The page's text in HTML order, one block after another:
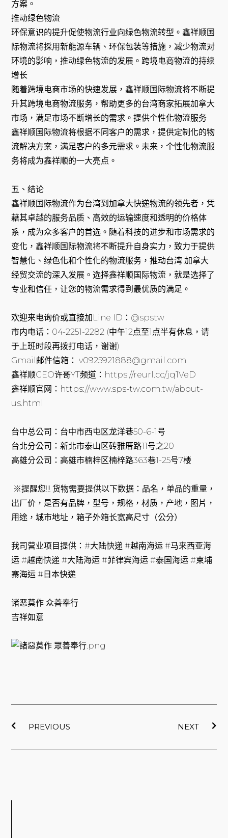
方案。
推动绿色物流
环保意识的提升促使物流行业向绿色物流转型。鑫祥顺国
际物流将採用新能源车辆、环保包装等措施，减少物流对
环境的影响，推动绿色物流的发展。跨境电商物流的持续
增长
随着跨境电商市场的快速发展，鑫祥顺国际物流将不断提
升其跨境电商物流服务，帮助更多的台湾商家拓展加拿大
市场，满足市场不断增长的需求。提供个性化物流服务
鑫祥顺国际物流将根据不同客户的需求，提供定制化的物
流解决方案，满足客户的多元需求。未来，个性化物流服
务将成为鑫祥顺的一大亮点。
五、结论
鑫祥顺国际物流作为台湾到加拿大快递物流的领先者，凭
藉其卓越的服务品质、高效的运输速度和透明的价格体
系，成为众多客户的首选。随着科技的进步和市场需求的
变化，鑫祥顺国际物流将不断提升自身实力，致力于提供
智慧化、绿色化和个性化的物流服务，推动台湾 加拿大
经贸交流的深入发展。选择鑫祥顺国际物流，就是选择了
专业和信任，让您的物流需求得到最优质的满足。
欢迎来电询价或直接加Line ID：@spstw
市内电话：04-2251-2282 (中午12点至1点半有休息，请
于上班时段再拨打电话，谢谢)
Gmail邮件信箱： v0925921888@gmail.com
鑫祥顺CEO许哥YT频道：https://reurl.cc/jq1VeD
鑫祥顺官网：https://www.sps-tw.com.tw/about-
us.html
台中总公司：台中市西屯区龙洋巷50-6-1号
台北分公司：新北市泰山区砖雅厝路11号之20
高雄分公司：高雄市楠梓区楠梓路363巷1-25号7楼
※提醒您!!! 货物需要提供以下数据：品名，单品的重量，
出厂价，是否有品牌，型号，规格，材质，产地，图片，
用途，城市地址，箱子外箱长宽高尺寸（公分）
我司营业项目提供：#大陆快递 #越南海运 #马来西亚海
运 #越南快递 #大陆海运 #菲律宾海运 #泰国海运 #柬埔
寨海运 #日本快递
诸恶莫作 众善奉行
吉祥如意
PREVIOUS NEXT